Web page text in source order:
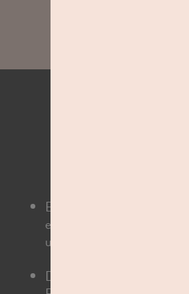
Euer Lieblingsfoto ist
enthalten inklusive eines
und einer Datei.
Die Shootingzeiten sind je